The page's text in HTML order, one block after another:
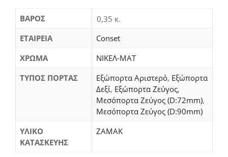
ΒΆΡΟΣ
0,35 κ.
ΕΤΑΙΡΕΙΑ
Conset
ΧΡΩΜΑ
ΝΙΚΕΛ-ΜΑΤ
ΤΥΠΟΣ ΠΟΡΤΑΣ
Εξώπορτα Αριστερό, Εξώπορτα
Δεξί, Εξώπορτα Ζεύγος,
Μεσόπορτα Ζεύγος (D:72mm),
Μεσόπορτα Ζεύγος (D:90mm)
ΥΛΙΚΟ
ΚΑΤΑΣΚΕΥΗΣ
ΖΑΜΑΚ